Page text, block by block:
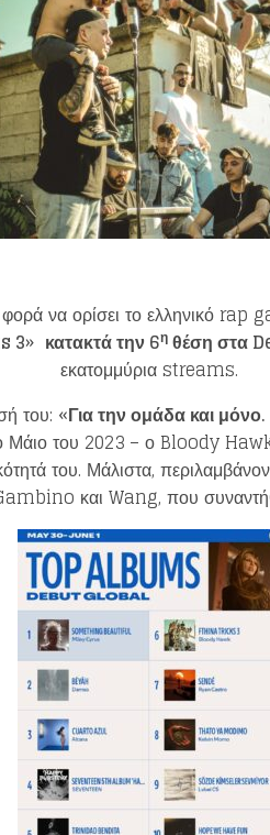
φορά να ορίσει το ελληνικό
3» κατακτά την 6ηθέση στα
εκατομμύρια streams.
του: «Για την ομάδα και
Μάιο του 2023 – ο Bloody
του. Μάλιστα,
και Wang, που
Loading your form, please